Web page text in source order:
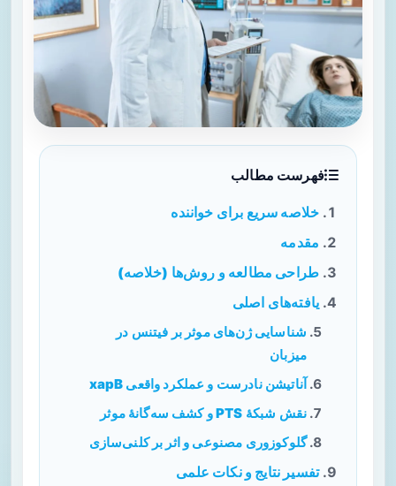
فهرست مطالب
خلاصه سریع برای خواننده
مقدمه
طراحی مطالعه و روش‌ها (خلاصه)
یافته‌های اصلی
شناسایی ژن‌های موثر بر فیتنس در
میزبان
آناتیشن نادرست و عملکرد واقعی xapB
نقش شبکهٔ PTS و کشف سه‌گانهٔ موثر
گلوکوزوری مصنوعی و اثر بر کلنی‌سازی
تفسیر نتایج و نکات علمی